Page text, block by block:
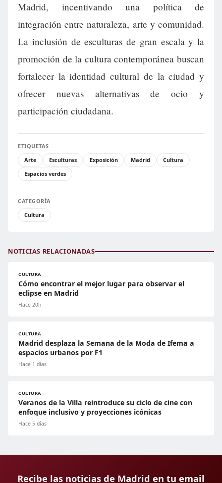
Madrid, incentivando una política de
integración entre naturaleza, arte y comunidad.
La inclusión de esculturas de gran escala y la
promoción de la cultura contemporánea buscan
fortalecer la identidad cultural de la ciudad y
ofrecer nuevas alternativas de ocio y
participación ciudadana.
ETIQUETAS
Arte
Esculturas Exposición Madrid
Cultura
Espacios verdes
CATEGORÍA
Cultura
NOTICIAS RELACIONADAS
CULTURA
Cómo encontrar el mejor lugar para observar el
eclipse en Madrid
Hace 20h
CULTURA
Madrid desplaza la Semana de la Moda de Ifema a
espacios urbanos por F1
Hace 1 días
CULTURA
Veranos de la Villa reintroduce su ciclo de cine con
enfoque inclusivo y proyecciones icónicas
Hace 5 días
Recibe las noticias de Madrid en tu email